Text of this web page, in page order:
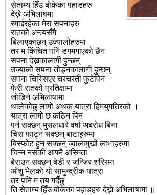
सेताम्य हिँउ बोकेका पहाडहरु
देख्ने अभिलाषमा
रमाईरहेका मेरा सपनाहरु
रातको अन्त्यसँगै
बिलाएकाछन् उज्यालोहरुमा
तर म किंचित पनि डगमगाएको छैन
सपना देख्नकालागी हुन्छन्
उज्यालो सपना तोड्नकालागी हुन्छन्
सपना चिस्सिएर चरचरती फुटेपिन
फेरी रातको प्रतिक्षामा
जोडिने अभिलाषामा
थालेकोछु लामो अथक यात्रा हिमयुगतिरको ।
यात्रा लामो छ कठिन पिन
पर्न सक्छन् मुसलधारे वर्षा अबरोध बिना
चिरा फाट्न सक्छन् बाटाहरुमा
बिस्फोट हुन सक्छन् ज्वालामुखी लाभाहरुमा
चिन्न नसकी आफ्नै अस्मिता
बेराउन सक्छन् बेडी र जन्जिर शरिरमा
आँशु भेलको यो सामुन्द्रीक यात्रा
तर पनि म तय गर्दैछु
ति सेताम्य हिँउ बोकेका पहाडहरु देख्ने अभिलाषामा ॥